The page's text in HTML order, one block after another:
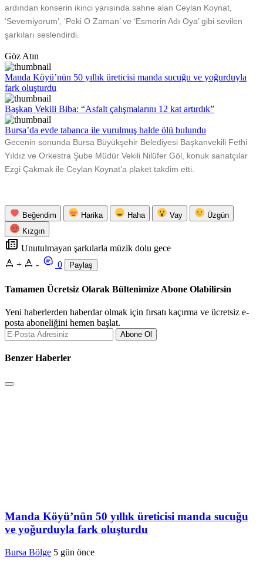
ardından konserin ikinci yarısında sahne alan Ceylan Koynat,
‘Sevemiyorum’, ‘Peki O Zaman’ ve ‘Esmerin Adı Oya’ gibi sevilen
şarkıları seslendirdi.
Göz Atın
Manda Köyü’nün 50 yıllık üreticisi manda sucuğu ve yoğurduyla
fark oluşturdu
Başkan Vekili Biba: “Asfalt çalışmalarını 12 kat artırdık”
Bursa’da evde tabanca ile vurulmuş halde ölü bulundu
Gecenin sonunda Bursa Büyükşehir Belediyesi Başkanvekili Fethi
Yıldız ve Orkestra Şube Müdür Vekili Nilüfer Göl, konuk sanatçılar
Ezgi Çakmak ile Ceylan Koynat’a plaket takdim etti.
Beğendim Harika Haha Vay
Üzgün
Kızgın
Unutulmayan şarkılarla müzik dolu gece
+
- 0 Paylaş
Tamamen Ücretsiz Olarak Bültenimize Abone Olabilirsin
Yeni haberlerden haberdar olmak için fırsatı kaçırma ve ücretsiz e-
posta aboneliğini hemen başlat.
Abone Ol
Benzer Haberler
Manda Köyü’nün 50 yıllık üreticisi manda sucuğu
ve yoğurduyla fark oluşturdu
Bursa Bölge 5 gün önce